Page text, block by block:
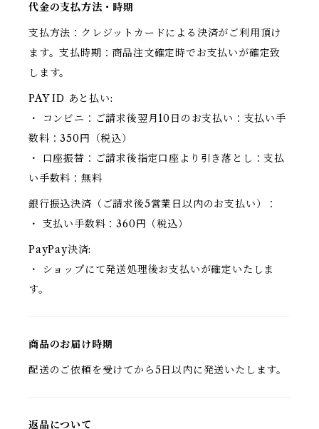
代金の支払方法・時期
支払方法：クレジットカードによる決済がご利用頂け
ます。支払時期：商品注文確定時でお支払いが確定致
します。
PAY ID あと払い:
・ コンビニ：ご請求後翌月10日のお支払い：支払い手
数料：350円（税込）
・ 口座振替：ご請求後指定口座より引き落とし：支払
い手数料：無料
銀行振込決済（ご請求後5営業日以内のお支払い）：
・ 支払い手数料：360円（税込）
PayPay決済:
・ ショップにて発送処理後お支払いが確定いたしま
す。
商品のお届け時期
配送のご依頼を受けてから5日以内に発送いたします。
返品について